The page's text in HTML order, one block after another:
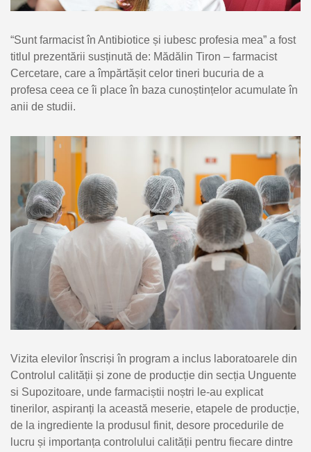
“Sunt farmacist în Antibiotice și iubesc profesia mea” a fost
titlul prezentării susținută de: Mădălin Tiron – farmacist
Cercetare, care a împărtășit celor tineri bucuria de a
profesa ceea ce îi place în baza cunoștințelor acumulate în
anii de studii.
Vizita elevilor înscriși în program a inclus laboratoarele din
Controlul calității și zone de producție din secția Unguente
si Supozitoare, unde farmaciștii noștri le-au explicat
tinerilor, aspiranți la această meserie, etapele de producție,
de la ingrediente la produsul finit, desore procedurile de
lucru și importanța controlului calității pentru fiecare dintre